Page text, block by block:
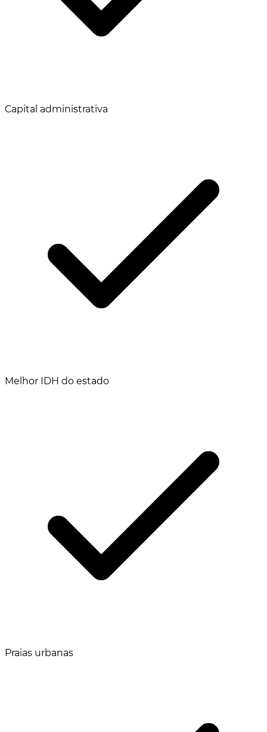
Capital administrativa
Melhor IDH do estado
Praias urbanas